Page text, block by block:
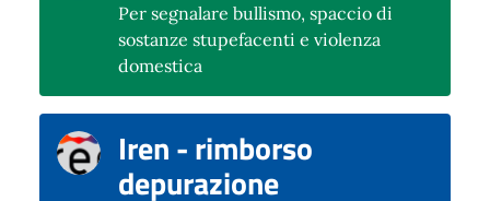
Per segnalare bullismo, spaccio di
sostanze stupefacenti e violenza
domestica
Iren - rimborso
depurazione